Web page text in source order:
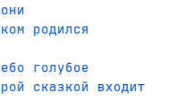
родился
голубое
сказкой входит